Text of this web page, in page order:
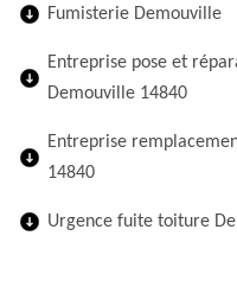
Fumisterie Demouville
Entreprise pose et
Demouville 14840
Entreprise
14840
Urgence fuite toiture